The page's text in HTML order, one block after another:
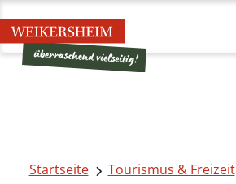
Startseite
Tourismus & Freizeit